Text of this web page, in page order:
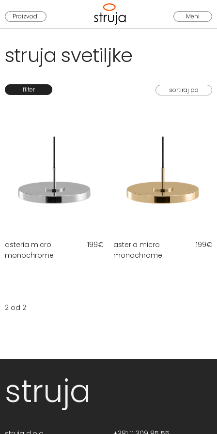
Proizvodi Meni
struja svetiljke
filter
asteria micro
monochrome
199€
asteria micro
monochrome
199€
2 od 2
struja